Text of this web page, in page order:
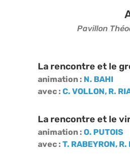
Pavillon
La rencontre et le
animation : N. BAHI
avec : C. VOLLON, R.
La rencontre et le
animation :O. PUTOIS
avec :T. RABEYRON,